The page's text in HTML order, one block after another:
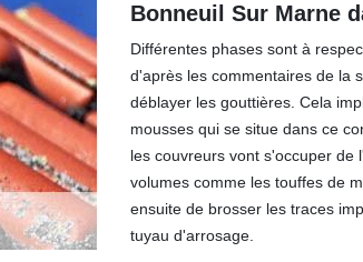
Bonneuil Sur Marne
Différentes phases sont à
d'après les commentaires de la
déblayer les gouttières. Cela
mousses qui se situe dans ce
les couvreurs vont s'occuper de
volumes comme les touffes de
ensuite de brosser les traces
tuyau d'arrosage.